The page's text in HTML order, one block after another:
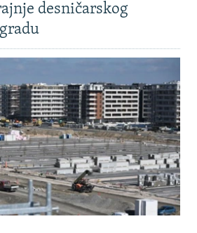
desničarskog